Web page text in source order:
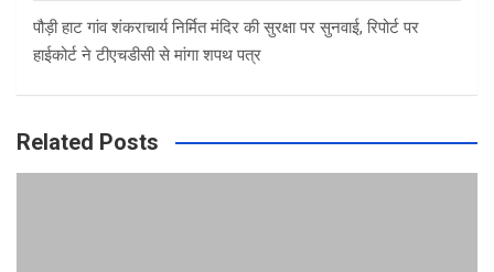
पौड़ी हाट गांव शंकराचार्य निर्मित मंदिर की सुरक्षा पर सुनवाई, रिपोर्ट पर
हाईकोर्ट ने टीएचडीसी से मांगा शपथ पत्र
Related Posts